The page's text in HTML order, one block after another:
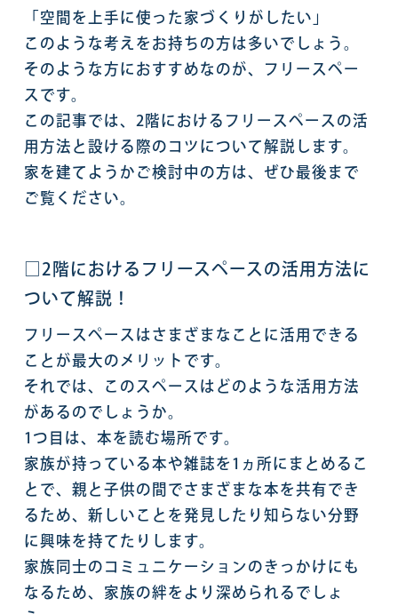
「空間を上手に使った家づくりがしたい」
このような考えをお持ちの方は多いでしょう。
そのような方におすすめなのが、フリースペー
スです。
この記事では、2階におけるフリースペースの活
用方法と設ける際のコツについて解説します。
家を建てようかご検討中の方は、ぜひ最後まで
ご覧ください。
□2階におけるフリースペースの活用方法に
ついて解説！
フリースペースはさまざまなことに活用できる
ことが最大のメリットです。
それでは、このスペースはどのような活用方法
があるのでしょうか。
1つ目は、本を読む場所です。
家族が持っている本や雑誌を1ヵ所にまとめるこ
とで、親と子供の間でさまざまな本を共有でき
るため、新しいことを発見したり知らない分野
に興味を持てたりします。
家族同士のコミュニケーションのきっかけにも
なるため、家族の絆をより深められるでしょ